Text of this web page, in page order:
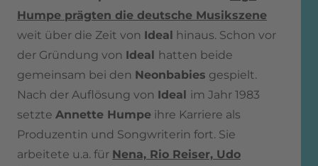
Humpe prägten die deutsche Musikszene
weit über die Zeit von Ideal hinaus. Schon vor
der Gründung von Ideal hatten beide
gemeinsam bei den Neonbabies gespielt.
Nach der Auflösung von Ideal im Jahr 1983
setzte Annette Humpe ihre Karriere als
Produzentin und Songwriterin fort. Sie
arbeitete u.a. für Nena, Rio Reiser, Udo